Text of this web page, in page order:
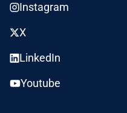
Instagram
X
LinkedIn
Youtube